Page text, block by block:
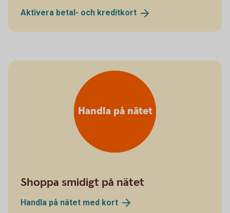
Aktivera betal- och kreditkort
Handla på nätet
Shoppa smidigt på nätet
Handla på nätet med kort